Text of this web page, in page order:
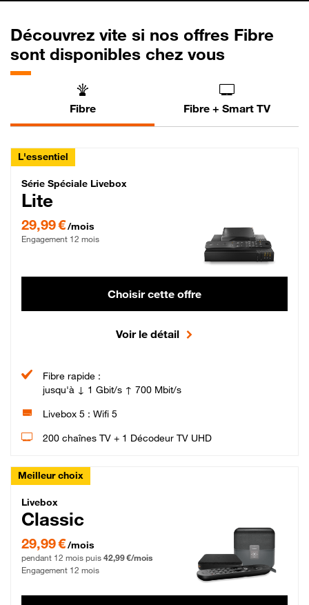
Découvrez vite si nos offres Fibre
sont disponibles chez vous
Fibre Fibre + Smart TV
L'essentiel
Série Spéciale Livebox Lite Fibre
Série Spéciale Livebox
Lite
29,99 €/mois
Engagement 12 mois
Choisir cette offre
Voir le détail
Fibre rapide :
jusqu'à ↓ 1 Gbit/s ↑ 700 Mbit/s
Livebox 5 : Wifi 5
200 chaînes TV + 1 Décodeur TV UHD
Meilleur choix
Livebox Classic Fibre
Livebox
Classic
29,99 € par mois pendant 12 mois puis 42,99 € par mois, Engagement 12 mois
29,99 €/mois
pendant 12 mois puis 42,99 €/mois
Engagement 12 mois